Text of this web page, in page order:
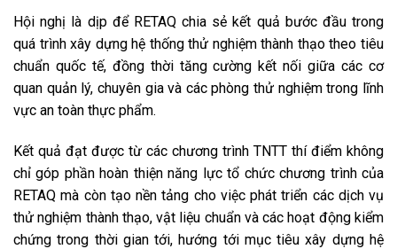
Hội nghị là dịp để RETAQ chia sẻ kết quả bước đầu trong
quá trình xây dựng hệ thống thử nghiệm thành thạo theo tiêu
chuẩn quốc tế, đồng thời tăng cường kết nối giữa các cơ
quan quản lý, chuyên gia và các phòng thử nghiệm trong lĩnh
vực an toàn thực phẩm.
Kết quả đạt được từ các chương trình TNTT thí điểm không
chỉ góp phần hoàn thiện năng lực tổ chức chương trình của
RETAQ mà còn tạo nền tảng cho việc phát triển các dịch vụ
thử nghiệm thành thạo, vật liệu chuẩn và các hoạt động kiểm
chứng trong thời gian tới, hướng tới mục tiêu xây dựng hệ